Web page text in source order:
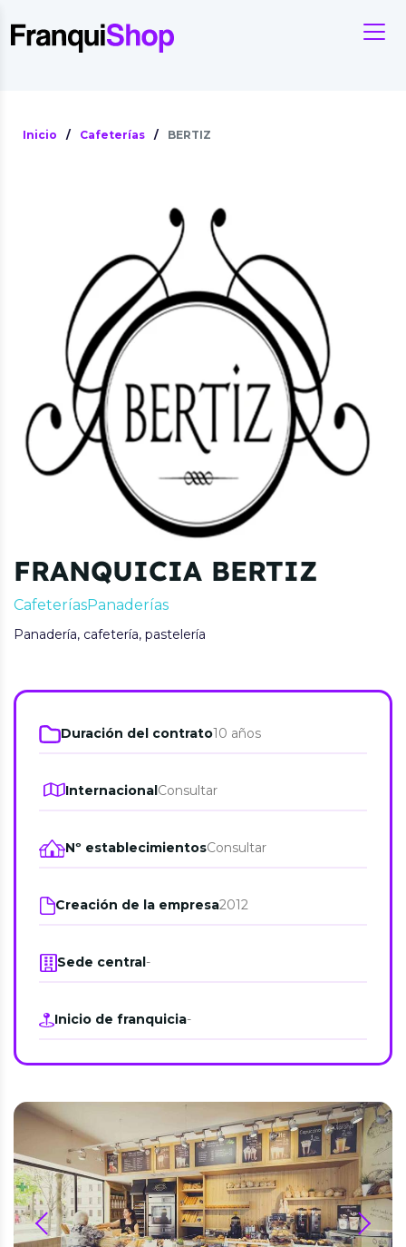
Inicio / Cafeterías / BERTIZ
FRANQUICIA BERTIZ
CafeteríasPanaderías
Panadería, cafetería, pastelería
Duración del contrato10 años
InternacionalConsultar
Nº establecimientosConsultar
Creación de la empresa2012
Sede central-
Inicio de franquicia-
prev next